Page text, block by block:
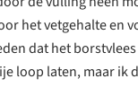
het vetgehalte en
dat het
loop laten, maar ik